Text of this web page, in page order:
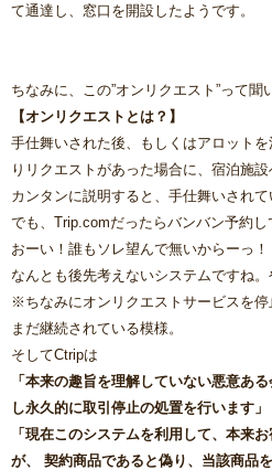
て通達し、窓口を開設したようです。
ちなみに、この”オンリクエスト”って聞
【オンリクエストとは？】
手仕舞いされた後、もしくはアロット
りリクエストがあった場合に、宿泊施設
カンタンに説明すると、手仕舞いされ
でも、Trip.comだったらバンバン予約し
おーい！誰もソレ望んで無いからーっ！
なんとも後先考えないシステムですね。
※ちなみにオンリクエストサービスを停
まだ継続されている模様。
そしてCtripは
「本来の趣旨を理解していない悪意あ
し永久的に取引停止の処置を行います」
「現在このシステムを利用して、本来
が、 契約商品であると偽り、当該商品